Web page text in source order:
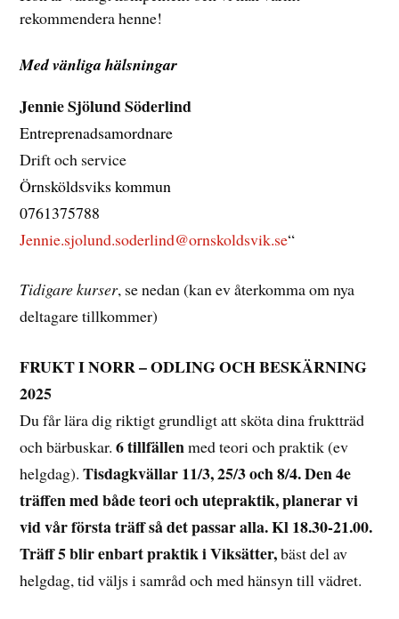
rekommendera henne!
Med vänliga hälsningar
Jennie Sjölund Söderlind
Entreprenadsamordnare
Drift och service
Örnsköldsviks kommun
0761375788
Jennie.sjolund.soderlind@ornskoldsvik.se“
Tidigare kurser, se nedan (kan ev återkomma om nya
deltagare tillkommer)
FRUKT I NORR – ODLING OCH BESKÄRNING
2025
Du får lära dig riktigt grundligt att sköta dina fruktträd
och bärbuskar.6 tillfällenmed teori och praktik (ev
helgdag).Tisdagkvällar 11/3, 25/3 och 8/4. Den 4e
träffen med både teori och utepraktik, planerar vi
vid vår första träff så det passar alla. Kl 18.30-21.00.
Träff 5 blir enbart praktik i Viksätter,bäst del av
helgdag, tid väljs i samråd och med hänsyn till vädret.